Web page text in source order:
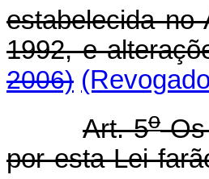
estabelecida no
1992, e
2006)
Art. 5oOs
por esta Lei